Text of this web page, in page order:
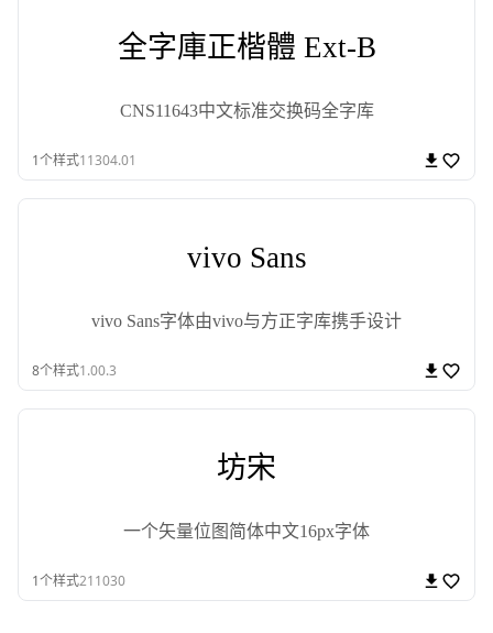
全字庫正楷體 Ext-B
CNS11643中文标准交换码全字库
1个样式11304.01
vivo Sans
vivo Sans字体由vivo与方正字库携手设计
8个样式1.00.3
坊宋
一个矢量位图简体中文16px字体
1个样式211030